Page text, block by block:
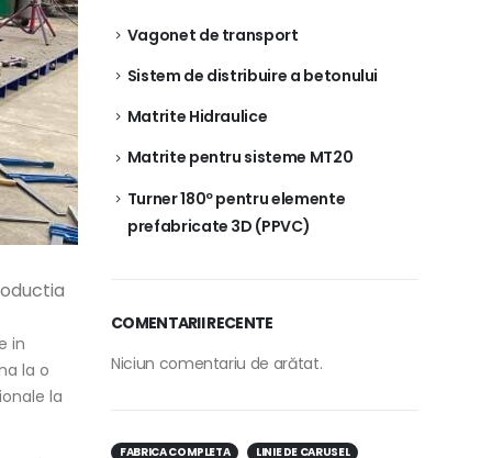
in
la o
la
Vagonet de transport
Sistem de distribuire a betonului
Matrite Hidraulice
Matrite pentru sisteme MT20
Turner 180º pentru elemente
prefabricate 3D (PPVC)
COMENTARII RECENTE
Niciun comentariu de arătat.
FABRICA COMPLETA
LINIE DE CARUSEL